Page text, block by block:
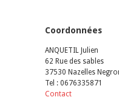
Coordonnées
ANQUETIL Julien
62 Rue des sables
37530 Nazelles
Tel : 0676335871
Contact